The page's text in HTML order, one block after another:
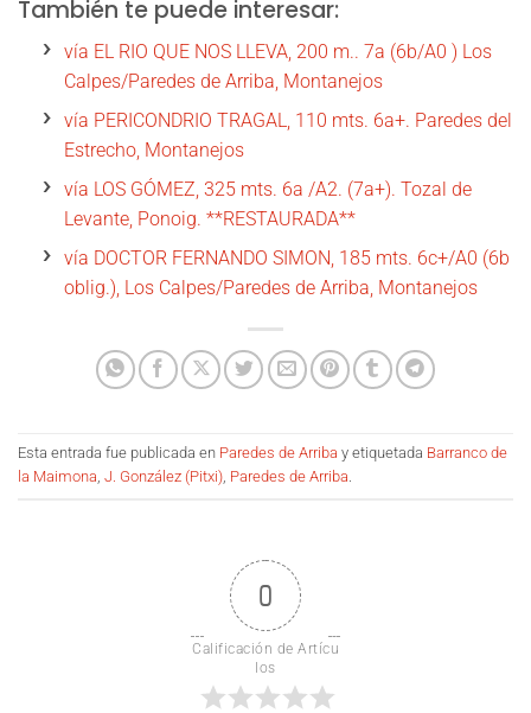
También te puede interesar:
vía EL RIO QUE NOS LLEVA, 200 m.. 7a (6b/A0 ) Los
Calpes/Paredes de Arriba, Montanejos
vía PERICONDRIO TRAGAL, 110 mts. 6a+. Paredes del
Estrecho, Montanejos
vía LOS GÓMEZ, 325 mts. 6a /A2. (7a+). Tozal de
Levante, Ponoig. **RESTAURADA**
vía DOCTOR FERNANDO SIMON, 185 mts. 6c+/A0 (6b
oblig.), Los Calpes/Paredes de Arriba, Montanejos
Esta entrada fue publicada en Paredes de Arriba y etiquetada Barranco de
la Maimona, J. González (Pitxi), Paredes de Arriba.
0
Calificación de Artícu
los